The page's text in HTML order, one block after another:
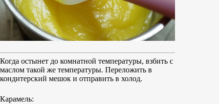
Когда остынет до комнатной температуры, взбить с
маслом такой же температуры. Переложить в
кондитерский мешок и отправить в холод.
Карамель: